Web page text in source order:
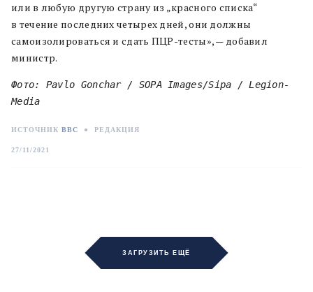
или в любую другую страну из „красного списка“
в течение последних четырех дней, они должны
самоизолироваться и сдать ПЦР-тесты», — добавил
министр.
Фото: Pavlo Gonchar / SOPA Images/Sipa / Legion-
Media
ИСТОЧНИК BBC ● РЕДАКЦИЯ
27/11/2021
ЗАГРУЗИТЬ ЕЩЁ